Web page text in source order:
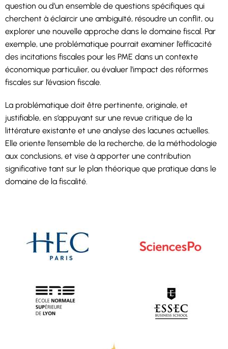
question ou d’un ensemble de questions spécifiques qui
cherchent à éclaircir une ambiguïté, résoudre un conflit, ou
explorer une nouvelle approche dans le domaine fiscal. Par
exemple, une problématique pourrait examiner l’efficacité
des incitations fiscales pour les PME dans un contexte
économique particulier, ou évaluer l’impact des réformes
fiscales sur l’évasion fiscale.
La problématique doit être pertinente, originale, et
justifiable, en s’appuyant sur une revue critique de la
littérature existante et une analyse des lacunes actuelles.
Elle oriente l’ensemble de la recherche, de la méthodologie
aux conclusions, et vise à apporter une contribution
significative tant sur le plan théorique que pratique dans le
domaine de la fiscalité.